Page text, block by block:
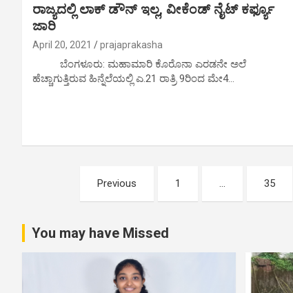
ರಾಜ್ಯದಲ್ಲಿ ಲಾಕ್ ಡೌನ್ ಇಲ್ಲ, ವೀಕೆಂಡ್ ನೈಟ್ ಕರ್ಫ್ಯೂ
ಜಾರಿ
April 20, 2021 prajaprakasha
ಬೆಂಗಳೂರು: ಮಹಾಮಾರಿ ಕೊರೊನಾ ಎರಡನೇ ಅಲೆ
ಹೆಚ್ಚಾಗುತ್ತಿರುವ ಹಿನ್ನೆಲೆಯಲ್ಲಿ ಎ.21 ರಾತ್ರಿ 9ರಿಂದ ಮೇ4…
s
Previous 1 … 35
You may have Missed